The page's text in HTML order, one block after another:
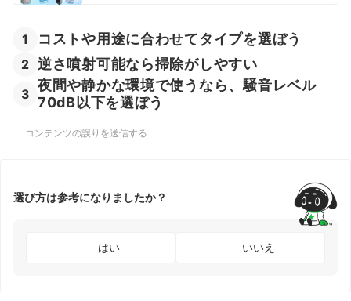
1 コストや用途に合わせてタイプを選ぼう
2 逆さ噴射可能なら掃除がしやすい
3
夜間や静かな環境で使うなら、騒音レベル
70dB以下を選ぼう
コンテンツの誤りを送信する
選び方は参考になりましたか？
はい いいえ